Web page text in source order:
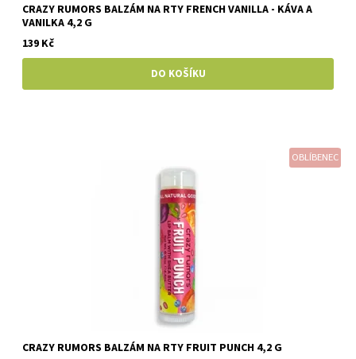
CRAZY RUMORS BALZÁM NA RTY FRENCH VANILLA - KÁVA A
VANILKA 4,2 G
139 Kč
OBLÍBENEC
CRAZY RUMORS BALZÁM NA RTY FRUIT PUNCH 4,2 G